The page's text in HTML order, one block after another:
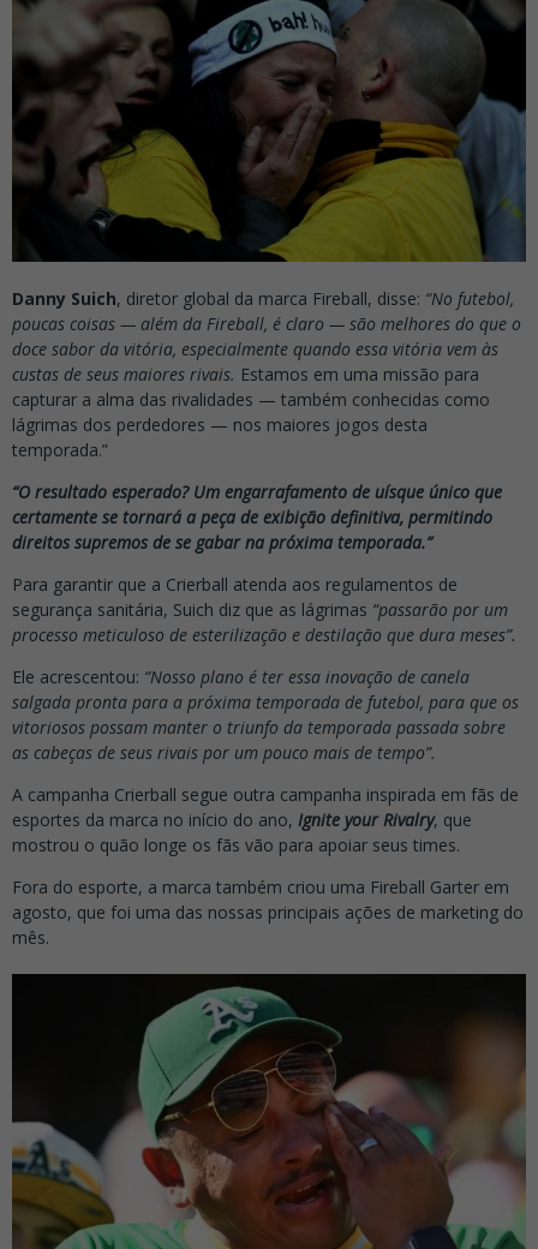
Danny Suich, diretor global da marca Fireball, disse: “No futebol,
poucas coisas — além da Fireball, é claro — são melhores do que o
doce sabor da vitória, especialmente quando essa vitória vem às
custas de seus maiores rivais. Estamos em uma missão para
capturar a alma das rivalidades — também conhecidas como
lágrimas dos perdedores — nos maiores jogos desta
temporada.”
“O resultado esperado? Um engarrafamento de uísque único que
certamente se tornará a peça de exibição definitiva, permitindo
direitos supremos de se gabar na próxima temporada.”
Para garantir que a Crierball atenda aos regulamentos de
segurança sanitária, Suich diz que as lágrimas “passarão por um
processo meticuloso de esterilização e destilação que dura meses”.
Ele acrescentou: “Nosso plano é ter essa inovação de canela
salgada pronta para a próxima temporada de futebol, para que os
vitoriosos possam manter o triunfo da temporada passada sobre
as cabeças de seus rivais por um pouco mais de tempo”.
A campanha Crierball segue outra campanha inspirada em fãs de
esportes da marca no início do ano, Ignite your Rivalry, que
mostrou o quão longe os fãs vão para apoiar seus times.
Fora do esporte, a marca também criou uma Fireball Garter em
agosto, que foi uma das nossas principais ações de marketing do
mês.